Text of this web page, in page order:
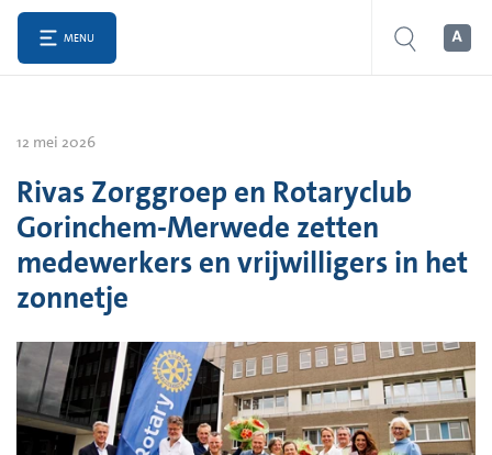
MENU
12 mei 2026
Rivas Zorggroep en Rotaryclub
Gorinchem-Merwede zetten
medewerkers en vrijwilligers in het
zonnetje